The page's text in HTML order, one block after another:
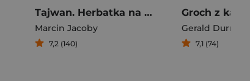
Tajwan. Herbatka na beczce prochu
Marcin Jacoby
7,2 (140)
Gerald Durrell
7,1 (74)